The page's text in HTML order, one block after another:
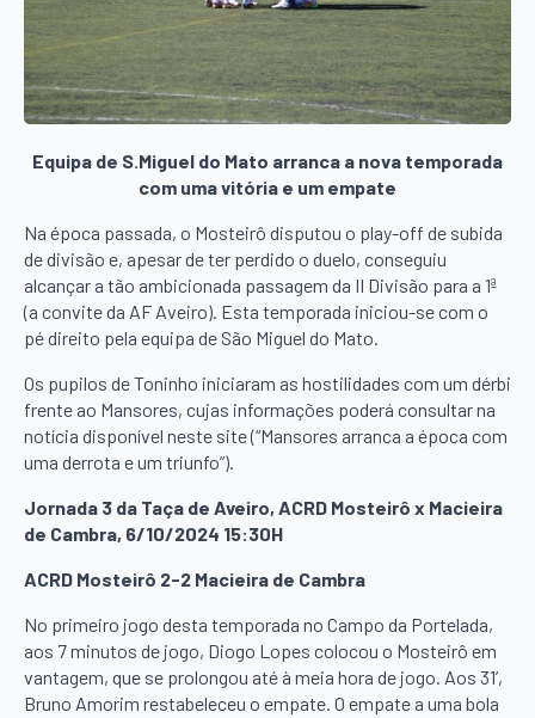
Equipa de S.Miguel do Mato arranca a nova temporada
com uma vitória e um empate
Na época passada, o Mosteirô disputou o play-off de subida
de divisão e, apesar de ter perdido o duelo, conseguiu
alcançar a tão ambicionada passagem da II Divisão para a 1ª
(a convite da AF Aveiro). Esta temporada iniciou-se com o
pé direito pela equipa de São Miguel do Mato.
Os pupilos de Toninho iniciaram as hostilidades com um dérbi
frente ao Mansores, cujas informações poderá consultar na
notícia disponível neste site (“Mansores arranca a época com
uma derrota e um triunfo”).
Jornada 3 da Taça de Aveiro, ACRD Mosteirô x Macieira
de Cambra, 6/10/2024 15:30H
ACRD Mosteirô 2-2 Macieira de Cambra
No primeiro jogo desta temporada no Campo da Portelada,
aos 7 minutos de jogo, Diogo Lopes colocou o Mosteirô em
vantagem, que se prolongou até à meia hora de jogo. Aos 31’,
Bruno Amorim restabeleceu o empate. O empate a uma bola